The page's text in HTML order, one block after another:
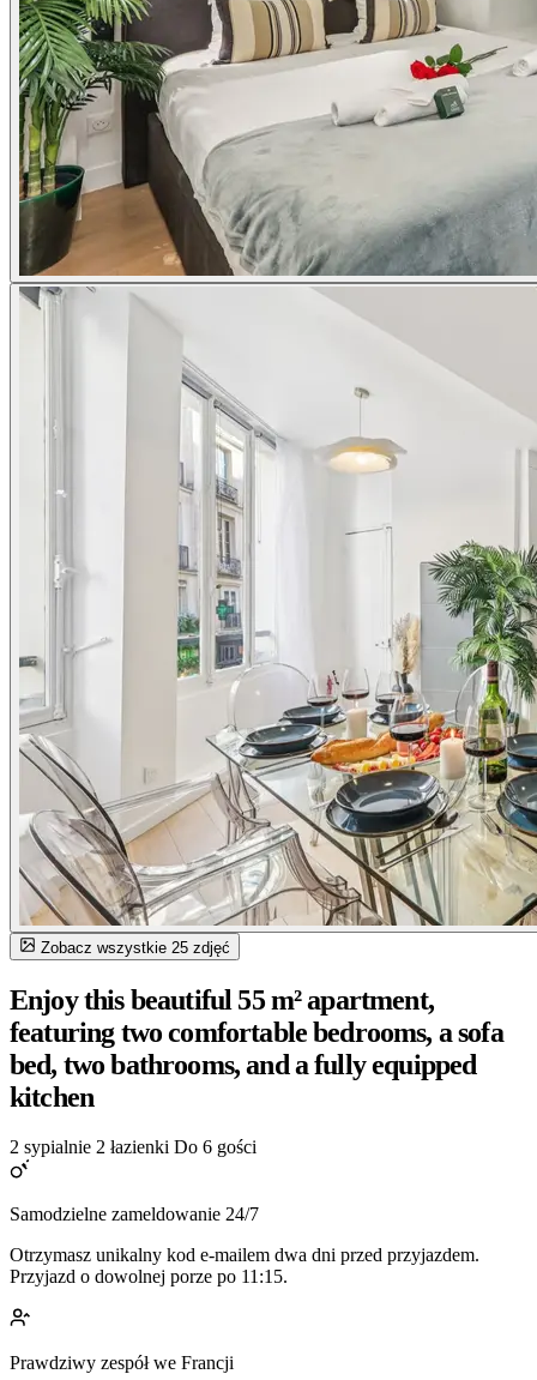
Zobacz wszystkie 25 zdjęć
Enjoy this beautiful 55 m² apartment,
featuring two comfortable bedrooms, a sofa
bed, two bathrooms, and a fully equipped
kitchen
2 sypialnie 2 łazienki Do 6 gości
Samodzielne zameldowanie 24/7
Otrzymasz unikalny kod e-mailem dwa dni przed przyjazdem.
Przyjazd o dowolnej porze po 11:15.
Prawdziwy zespół we Francji